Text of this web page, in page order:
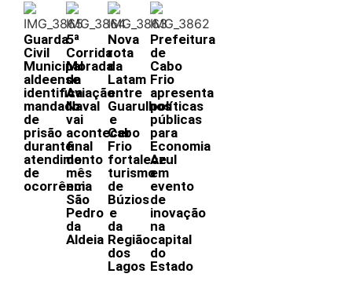
Guarda
Civil
Municipal
aldeense
identifica
mandado
de
prisão
durante
atendimento
de
ocorrência
5ª
Corrida
Morada
da
Aviação
Naval
vai
acontecer
final
do
mês
em
São
Pedro
da
Aldeia
Nova
rota
da
Latam
entre
Guarulhos
e
Cabo
Frio
fortalece
turismo
de
Búzios
e
da
Região
dos
Lagos
Prefeitura
de
Cabo
Frio
apresenta
políticas
públicas
para
Economia
Azul
em
evento
de
inovação
na
capital
do
Estado